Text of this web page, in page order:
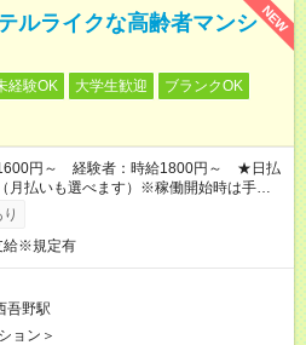
NEW
ルライクな高齢者マンシ
経験OK 大学生歓迎
ブランクOK
円～ 経験者：時給1800円～ ★日払
月払いも選べます）※稼働開始時は手続き
なります。
給※規定有
吾野駅
ョン＞